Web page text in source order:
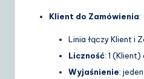
Klient do Zamówienia:
Linia łączyKlient i
Liczność: 1 (Klient)
Wyjaśnienie: